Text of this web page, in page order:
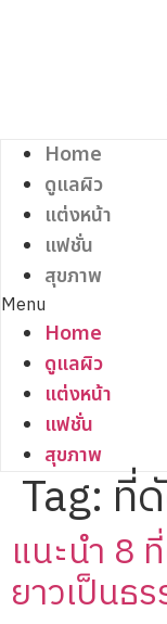
Home
ดูแลผิว
แต่งหน้า
แฟชั่น
สุขภาพ
Menu
Home
ดูแลผิว
แต่งหน้า
แฟชั่น
สุขภาพ
Tag: ที่
แนะนำ 8
ยาวเป็นธ